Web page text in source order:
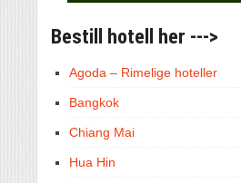
Bestill hotell her --->
Agoda – Rimelige hoteller
Bangkok
Chiang Mai
Hua Hin